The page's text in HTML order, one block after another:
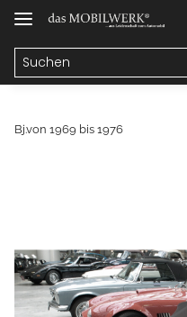
Bj.von 1969 bis 1976